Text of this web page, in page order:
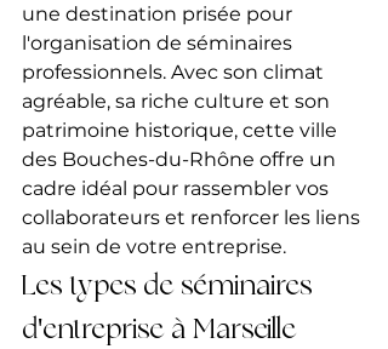
une destination prisée pour
l'organisation de séminaires
professionnels. Avec son climat
agréable, sa riche culture et son
patrimoine historique, cette ville
des Bouches-du-Rhône offre un
cadre idéal pour rassembler vos
collaborateurs et renforcer les liens
au sein de votre entreprise.
Les types de séminaires
d'entreprise à Marseille